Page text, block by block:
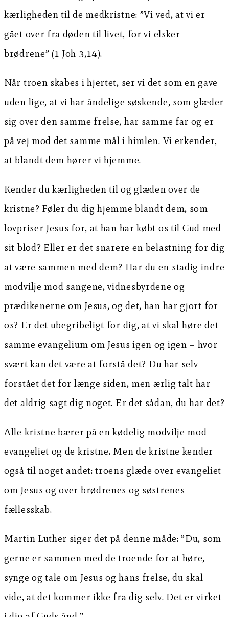
kærligheden til de medkristne: ”Vi ved, at vi er
gået over fra døden til livet, for vi elsker
brødrene” (1 Joh 3,14).
Når troen skabes i hjertet, ser vi det som en gave
uden lige, at vi har åndelige søskende, som glæder
sig over den samme frelse, har samme far og er
på vej mod det samme mål i himlen. Vi erkender,
at blandt dem hører vi hjemme.
Kender du kærligheden til og glæden over de
kristne? Føler du dig hjemme blandt dem, som
lovpriser Jesus for, at han har købt os til Gud med
sit blod? Eller er det snarere en belastning for dig
at være sammen med dem? Har du en stadig indre
modvilje mod sangene, vidnesbyrdene og
prædikenerne om Jesus, og det, han har gjort for
os? Er det ubegribeligt for dig, at vi skal høre det
samme evangelium om Jesus igen og igen – hvor
svært kan det være at forstå det? Du har selv
forstået det for længe siden, men ærlig talt har
det aldrig sagt dig noget. Er det sådan, du har det?
Alle kristne bærer på en kødelig modvilje mod
evangeliet og de kristne. Men de kristne kender
også til noget andet: troens glæde over evangeliet
om Jesus og over brødrenes og søstrenes
fællesskab.
Martin Luther siger det på denne måde: ”Du, som
gerne er sammen med de troende for at høre,
synge og tale om Jesus og hans frelse, du skal
vide, at det kommer ikke fra dig selv. Det er virket